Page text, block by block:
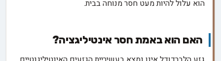
הוא עלול להיות מעט חסר מנוחה בבית.
האם הוא באמת חסר אינטיליגציה?